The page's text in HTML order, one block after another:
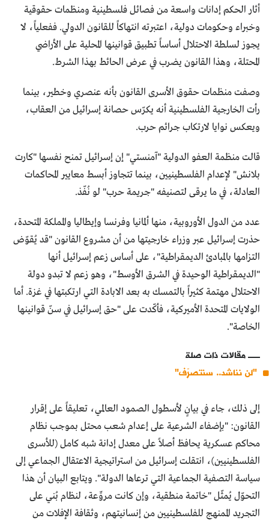
أثار الحكم إدانات واسعة من فصائل فلسطينية ومنظمات حقوقية
وخبراء وحكومات دولية، اعتبرته انتهاكاً للقانون الدولي. ففعلياً، لا
يجوز لسلطة الاحتلال أساساً تطبيق قوانينها المحلية على الأراضي
المحتلة، وهذا القانون يضرب في عرض الحائط بهذا الشرط.
وصفت منظمات حقوق الأسرى القانون بأنه عنصري وخطير، بينما
رأت الخارجية الفلسطينية أنه يكرّس حصانة إسرائيل من العقاب،
ويعكس نوايا لارتكاب جرائم حرب.
قالت منظمة العفو الدولية "آمنستي" إن إسرائيل تمنح نفسها "كارت
بلانش" لإعدام الفلسطينيين، بينما تتجاوز أبسط معايير المحاكمات
العادلة، في ما يرقى لتصنيفه "جريمة حرب" لو نُفّذ.
عدد من الدول الأوروبية، منها ألمانيا وفرنسا وإيطاليا والمملكة المتحدة،
حذرت إسرائيل عبر وزراء خارجيتها من أن مشروع القانون "قد يُقوّض
التزامها بالمبادئ الديمقراطية"، على أساس زعم إسرائيل أنها
"الديمقراطية الوحيدة في الشرق الأوسط"، وهو زعم لا تبدو دولة
الاحتلال مهتمة كثيراً بالتمسك به بعد الابادة التي ارتكبتها في غزة. أما
الولايات المتحدة الأميركية، فأكّدت على "حق إسرائيل في سنّ قوانينها
الخاصة".
مقالات ذات صلة
"لن نناشد.. سنتصرّف"
إلى ذلك، جاء في بيانٍ لأسطول الصمود العالمي، تعليقاً على إقرار
القانون: "بإضفاء الشرعية على إعدام شعب محتل بموجب نظام
محاكم عسكرية يحافظ أصلاً على معدل إدانة شبه كامل (للأسرى
الفلسطينيين)، انتقلت إسرائيل من استراتيجية الاعتقال الجماعي إلى
سياسة التصفية الجماعية التي ترعاها الدولة". ويتابع البيان أن هذا
التحوّل يُمثّل "خاتمة منطقية، وإن كانت مروِّعة، لنظام بُني على
التجريد الممنهج للفلسطينيين من إنسانيتهم، ​​وثقافة الإفلات من